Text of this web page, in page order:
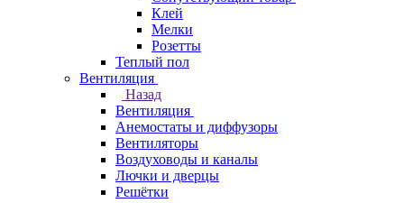
Клей
Мелки
Розетты
Теплый пол
Вентиляция
Назад
Вентиляция
Анемостаты и диффузоры
Вентиляторы
Воздуховоды и каналы
Лючки и дверцы
Решётки